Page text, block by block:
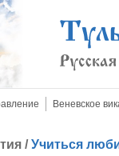
Веневское
/Учиться